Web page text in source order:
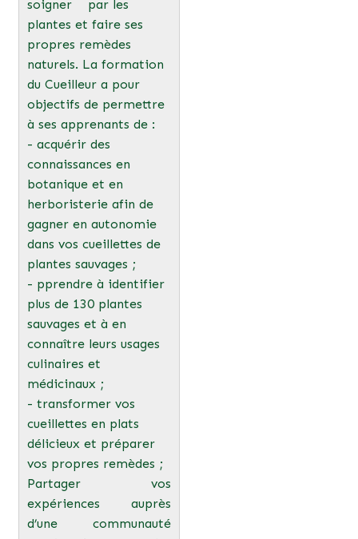
soigner par les
plantes et faire ses
propres remèdes
naturels. La formation
du Cueilleur a pour
objectifs de permettre
à ses apprenants de :
- acquérir des
connaissances en
botanique et en
herboristerie afin de
gagner en autonomie
dans vos cueillettes de
plantes sauvages ;
- pprendre à identifier
plus de 130 plantes
sauvages et à en
connaître leurs usages
culinaires et
médicinaux ;
- transformer vos
cueillettes en plats
délicieux et préparer
vos propres remèdes ;
Partager vos
expériences auprès
d’une communauté